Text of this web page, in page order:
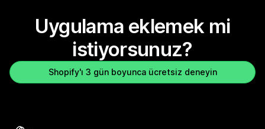
Uygulama eklemek mi
istiyorsunuz?
Shopify'ı 3 gün boyunca ücretsiz deneyin